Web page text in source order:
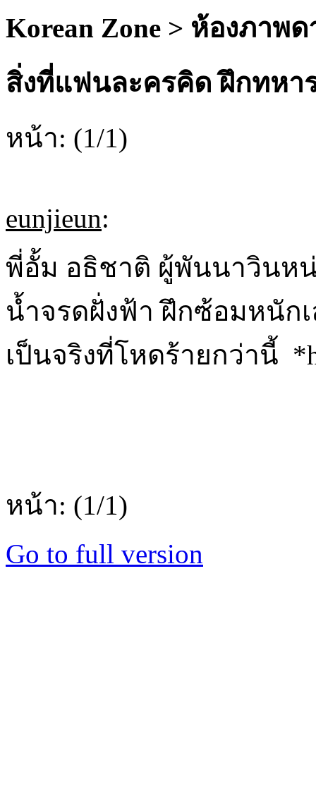
Korean Zone > ห้องภาพ
สิ่งที่แฟนละครคิด ฝึกทหา
หน้า: (1/1)
eunjieun:
พี่อั้ม อธิชาติ ผู้พันนาวินหน่
น้ำจรดฝั่งฟ้า ฝึกซ้อมหนัก
เป็นจริงที่โหดร้ายกว่านี้
หน้า: (1/1)
Go to full version